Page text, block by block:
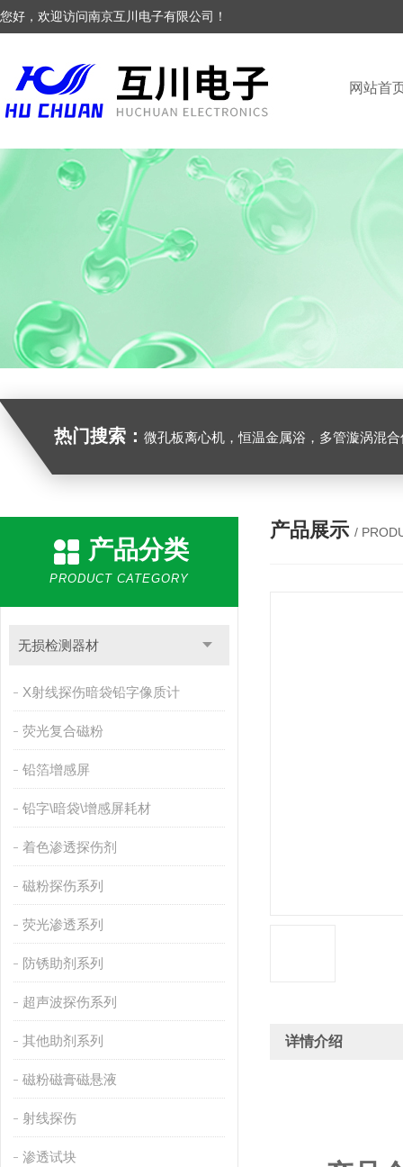
您好，欢迎访问南京互川电子有限公司！
网站首
热门搜索： 微孔板离心机，恒温金属浴，多管漩涡混合仪，梅毒旋转仪,红外线灭菌器，微孔板恒温振荡器，恒温混匀仪，水平摇床，牛奶抗生素恒
产品分类
PRODUCT CATEGORY
无损检测器材
X射线探伤暗袋铅字像质计
荧光复合磁粉
铅箔增感屏
铅字\暗袋\增感屏耗材
着色渗透探伤剂
磁粉探伤系列
荧光渗透系列
防锈助剂系列
超声波探伤系列
其他助剂系列
磁粉磁膏磁悬液
射线探伤
渗透试块
产品展示 /
详情介绍